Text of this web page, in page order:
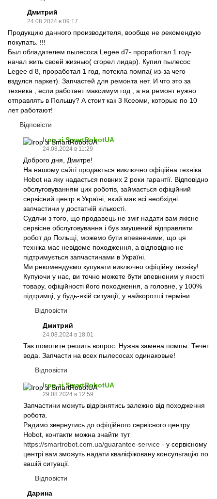
Дмитрий
24.08.2024 в 09:17
Продукцию данного производителя, вообще не рекомендую
покупать. !!!
Был обладателем пылесоса Legee d7- проработал 1 год-
начал жить своей жизнью( сгорел лидар). Купил пылесос
Legee d 8, проработал 1 год, потекла помпа( из-за чего
вздулся паркет). Запчастей для ремонта нет. И что это за
техника , если работает максимум год , а на ремонт нужно
отправлять в Польшу? А стоит как 3 Ксеоми, которые по 10
лет работают!
Відповісти
Ігор зі SmartRobotUA
24.08.2024 в 11:29
Доброго дня, Дмитре!
На нашому сайті продається виключно офіційна техніка
Hobot на яку надається повних 2 роки гарантії. Відповідно
обслуговуванням цих роботів, займається офіційний
сервісний центр в Україні, який має всі необхідні
запчастини у достатній кількості.
Судячи з того, що продавець не зміг надати вам якісне
сервісне обслуговування і був змушений відправляти
робот до Польщі, можемо бути впевненими, що ця
техніка має невідоме походження, а відповідно не
підтримується запчастинами в Україні.
Ми рекомендуємо купувати виключно офіційну техніку!
Купуючи у нас, ви точно можете бути впевненим у якості
товару, офіційності його походження, а головне, у 100%
підтримці, у будь-якій ситуації, у найкоротші терміни.
Відповісти
Дмитрий
24.08.2024 в 18:01
Так помогите решить вопрос. Нужна замена помпы. Течет
вода. Запчасти на всех пылесосах одинаковые!
Відповісти
Ігор зі SmartRobotUA
29.08.2024 в 12:59
Запчастини можуть відрізнятись залежно від походження
робота.
Радимо звернутись до офіційного сервісного центру
Hobot, контакти можна знайти тут
https://smartrobot.com.ua/guarantee-service - у сервісному
центрі вам зможуть надати кваліфіковану консультацію по
вашій ситуації.
Відповісти
Дарина